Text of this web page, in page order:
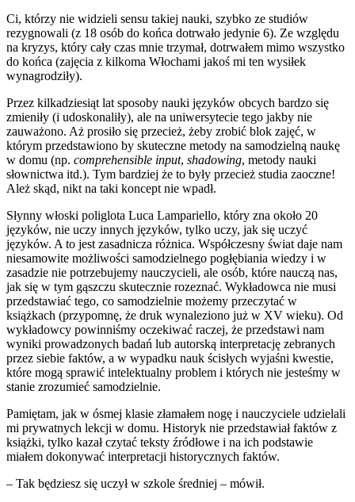
Ci, którzy nie widzieli sensu takiej nauki, szybko ze studiów
rezygnowali (z 18 osób do końca dotrwało jedynie 6). Ze względu
na kryzys, który cały czas mnie trzymał, dotrwałem mimo wszystko
do końca (zajęcia z kilkoma Włochami jakoś mi ten wysiłek
wynagrodziły).
Przez kilkadziesiąt lat sposoby nauki języków obcych bardzo się
zmieniły (i udoskonaliły), ale na uniwersytecie tego jakby nie
zauważono. Aż prosiło się przecież, żeby zrobić blok zajęć, w
którym przedstawiono by skuteczne metody na samodzielną naukę
w domu (np. comprehensible input, shadowing, metody nauki
słownictwa itd.). Tym bardziej że to były przecież studia zaoczne!
Ależ skąd, nikt na taki koncept nie wpadł.
Słynny włoski poliglota Luca Lampariello, który zna około 20
języków, nie uczy innych języków, tylko uczy, jak się uczyć
języków. A to jest zasadnicza różnica. Współczesny świat daje nam
niesamowite możliwości samodzielnego pogłębiania wiedzy i w
zasadzie nie potrzebujemy nauczycieli, ale osób, które nauczą nas,
jak się w tym gąszczu skutecznie rozeznać. Wykładowca nie musi
przedstawiać tego, co samodzielnie możemy przeczytać w
książkach (przypomnę, że druk wynaleziono już w XV wieku). Od
wykładowcy powinniśmy oczekiwać raczej, że przedstawi nam
wyniki prowadzonych badań lub autorską interpretację zebranych
przez siebie faktów, a w wypadku nauk ścisłych wyjaśni kwestie,
które mogą sprawić intelektualny problem i których nie jesteśmy w
stanie zrozumieć samodzielnie.
Pamiętam, jak w ósmej klasie złamałem nogę i nauczyciele udzielali
mi prywatnych lekcji w domu. Historyk nie przedstawiał faktów z
książki, tylko kazał czytać teksty źródłowe i na ich podstawie
miałem dokonywać interpretacji historycznych faktów.
– Tak będziesz się uczył w szkole średniej – mówił.